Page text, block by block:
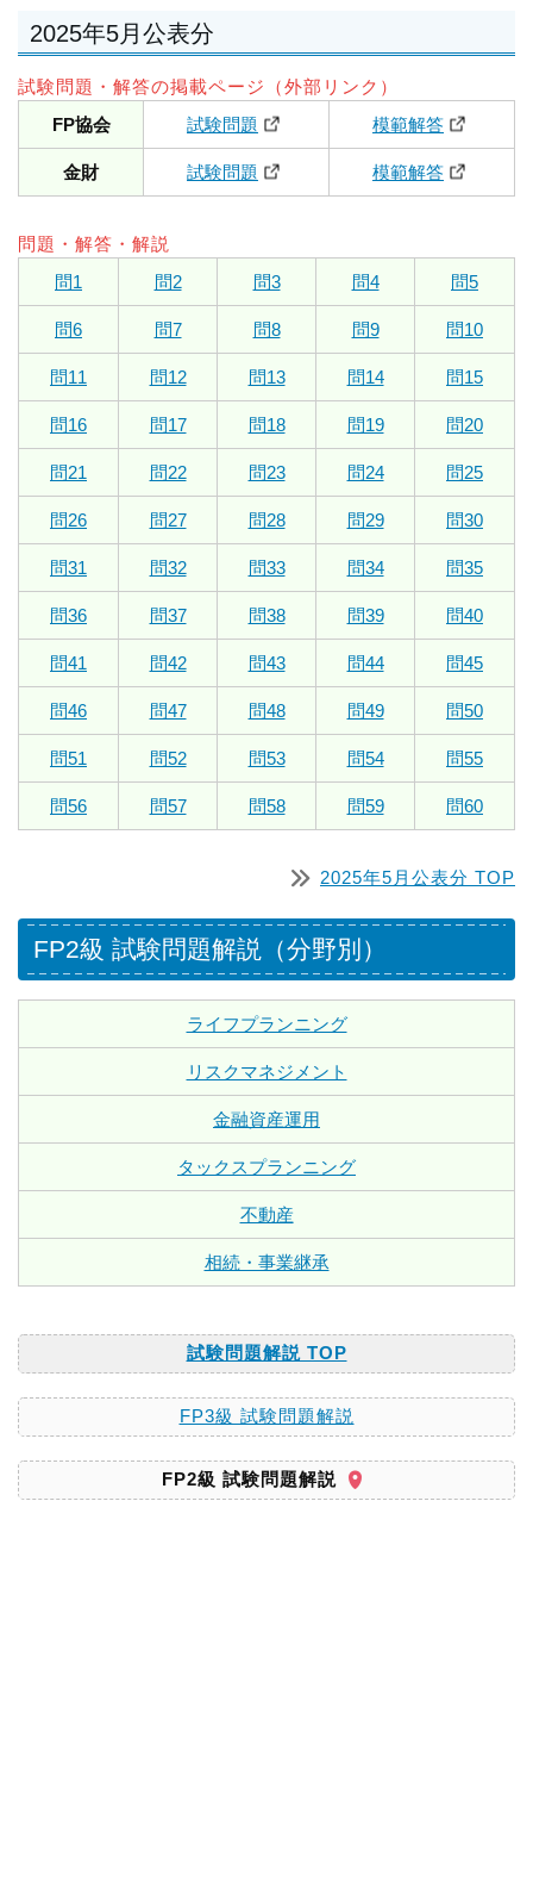
2025年5月公表分
試験問題・解答の掲載ページ（外部リンク）
FP協会
試験問題 模範解答
金財 試験問題 模範解答
問題・解答・解説
問1
問2 問3 問4 問5
問6 問7 問8 問9 問10
問11 問12 問13 問14 問15
問16 問17 問18 問19 問20
問21 問22 問23 問24 問25
問26 問27 問28 問29 問30
問31 問32 問33 問34 問35
問36 問37 問38 問39 問40
問41 問42 問43 問44 問45
問46 問47 問48 問49 問50
問51 問52 問53 問54 問55
問56 問57 問58 問59 問60
2025年5月公表分 TOP
FP2級 試験問題解説（分野別）
ライフプランニング
リスクマネジメント
金融資産運用
タックスプランニング
不動産
相続・事業継承
試験問題解説 TOP
FP3級 試験問題解説
FP2級 試験問題解説